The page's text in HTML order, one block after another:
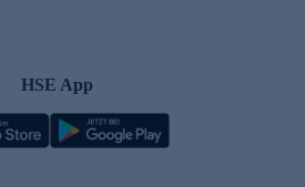
HSE App